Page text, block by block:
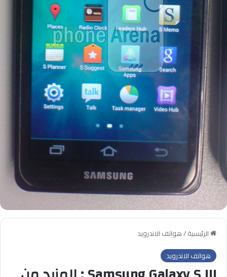
الرئيسية/هواتف الاندرويد
هواتف الاندرويد